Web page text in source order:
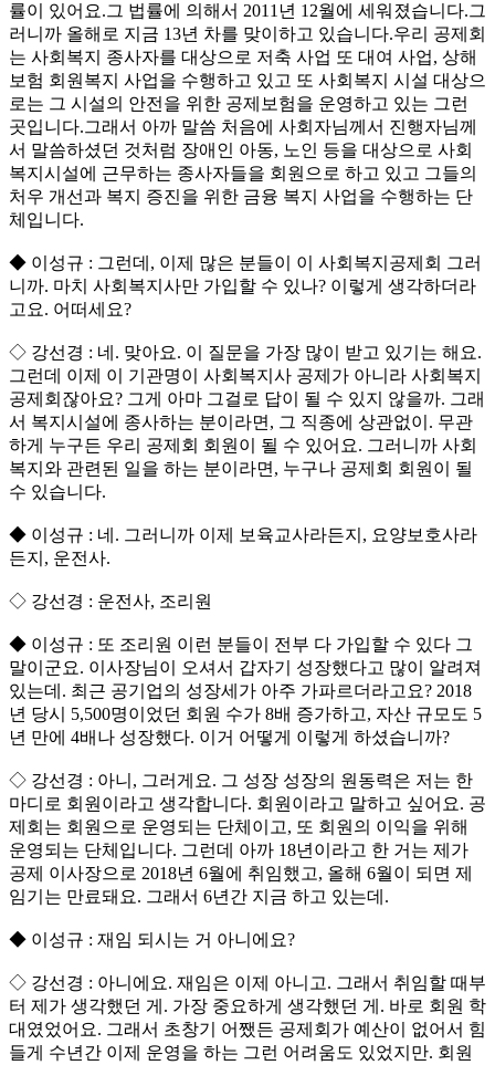
률이 있어요.그 법률에 의해서 2011년 12월에 세워졌습니다.그
러니까 올해로 지금 13년 차를 맞이하고 있습니다.우리 공제회
는 사회복지 종사자를 대상으로 저축 사업 또 대여 사업, 상해
보험 회원복지 사업을 수행하고 있고 또 사회복지 시설 대상으
로는 그 시설의 안전을 위한 공제보험을 운영하고 있는 그런
곳입니다.그래서 아까 말씀 처음에 사회자님께서 진행자님께
서 말씀하셨던 것처럼 장애인 아동, 노인 등을 대상으로 사회
복지시설에 근무하는 종사자들을 회원으로 하고 있고 그들의
처우 개선과 복지 증진을 위한 금융 복지 사업을 수행하는 단
체입니다.
◆ 이성규 : 그런데, 이제 많은 분들이 이 사회복지공제회 그러
니까. 마치 사회복지사만 가입할 수 있나? 이렇게 생각하더라
고요. 어떠세요?
◇ 강선경 : 네. 맞아요. 이 질문을 가장 많이 받고 있기는 해요.
그런데 이제 이 기관명이 사회복지사 공제가 아니라 사회복지
공제회잖아요? 그게 아마 그걸로 답이 될 수 있지 않을까. 그래
서 복지시설에 종사하는 분이라면, 그 직종에 상관없이. 무관
하게 누구든 우리 공제회 회원이 될 수 있어요. 그러니까 사회
복지와 관련된 일을 하는 분이라면, 누구나 공제회 회원이 될
수 있습니다.
◆ 이성규 : 네. 그러니까 이제 보육교사라든지, 요양보호사라
든지, 운전사.
◇ 강선경 : 운전사, 조리원
◆ 이성규 : 또 조리원 이런 분들이 전부 다 가입할 수 있다 그
말이군요. 이사장님이 오셔서 갑자기 성장했다고 많이 알려져
있는데. 최근 공기업의 성장세가 아주 가파르더라고요? 2018
년 당시 5,500명이었던 회원 수가 8배 증가하고, 자산 규모도 5
년 만에 4배나 성장했다. 이거 어떻게 이렇게 하셨습니까?
◇ 강선경 : 아니, 그러게요. 그 성장 성장의 원동력은 저는 한
마디로 회원이라고 생각합니다. 회원이라고 말하고 싶어요. 공
제회는 회원으로 운영되는 단체이고, 또 회원의 이익을 위해
운영되는 단체입니다. 그런데 아까 18년이라고 한 거는 제가
공제 이사장으로 2018년 6월에 취임했고, 올해 6월이 되면 제
임기는 만료돼요. 그래서 6년간 지금 하고 있는데.
◆ 이성규 : 재임 되시는 거 아니에요?
◇ 강선경 : 아니에요. 재임은 이제 아니고. 그래서 취임할 때부
터 제가 생각했던 게. 가장 중요하게 생각했던 게. 바로 회원 학
대였었어요. 그래서 초창기 어쨌든 공제회가 예산이 없어서 힘
들게 수년간 이제 운영을 하는 그런 어려움도 있었지만. 회원